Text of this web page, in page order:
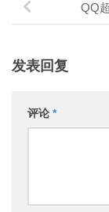
QQ
发表回复
评论 *